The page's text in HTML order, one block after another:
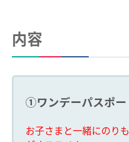
内容
①ワンデーパスポー
お子さまと一緒にのり